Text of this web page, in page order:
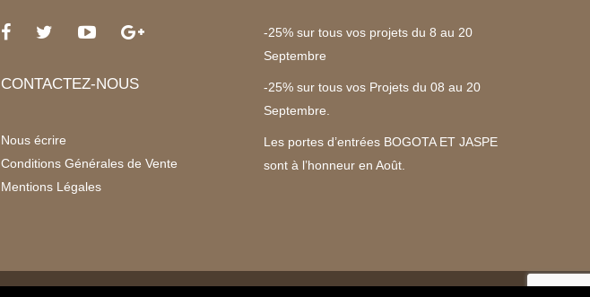
CONTACTEZ-NOUS
Nous écrire
Conditions Générales de Vente
Mentions Légales
-25% sur tous vos projets du 8 au 20
Septembre
-25% sur tous vos Projets du 08 au 20
Septembre.
Les portes d’entrées BOGOTA ET JASPE
sont à l’honneur en Août.